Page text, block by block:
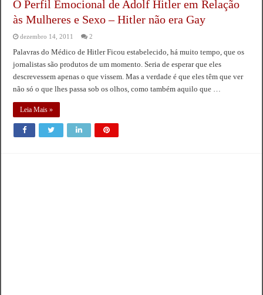
O Perfil Emocional de Adolf Hitler em Relação
às Mulheres e Sexo – Hitler não era Gay
dezembro 14, 2011 2
Palavras do Médico de Hitler Ficou estabelecido, há muito tempo, que os
jornalistas são produtos de um momento. Seria de esperar que eles
descrevessem apenas o que vissem. Mas a verdade é que eles têm que ver
não só o que lhes passa sob os olhos, como também aquilo que …
Leia Mais »